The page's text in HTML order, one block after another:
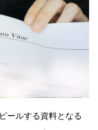
ールする資料となる